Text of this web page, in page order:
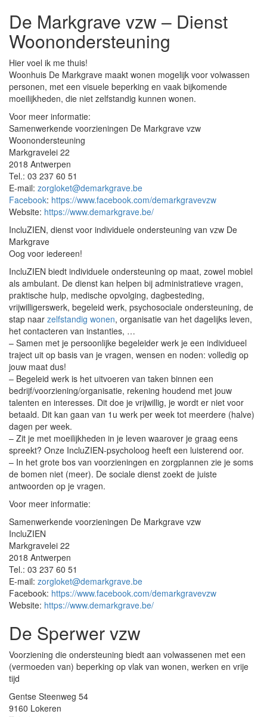
De Markgrave vzw – Dienst
Woonondersteuning
Hier voel ik me thuis!
Woonhuis De Markgrave maakt wonen mogelijk voor volwassen
personen, met een visuele beperking en vaak bijkomende
moeilijkheden, die niet zelfstandig kunnen wonen.
Voor meer informatie:
Samenwerkende voorzieningen De Markgrave vzw
Woonondersteuning
Markgravelei 22
2018 Antwerpen
Tel.: 03 237 60 51
E-mail: zorgloket@demarkgrave.be
Facebook: https://www.facebook.com/demarkgravevzw
Website: https://www.demarkgrave.be/
IncluZIEN, dienst voor individuele ondersteuning van vzw De
Markgrave
Oog voor iedereen!
IncluZIEN biedt individuele ondersteuning op maat, zowel mobiel
als ambulant. De dienst kan helpen bij administratieve vragen,
praktische hulp, medische opvolging, dagbesteding,
vrijwilligerswerk, begeleid werk, psychosociale ondersteuning, de
stap naar zelfstandig wonen, organisatie van het dagelijks leven,
het contacteren van instanties, …
– Samen met je persoonlijke begeleider werk je een individueel
traject uit op basis van je vragen, wensen en noden: volledig op
jouw maat dus!
– Begeleid werk is het uitvoeren van taken binnen een
bedrijf/voorziening/organisatie, rekening houdend met jouw
talenten en interesses. Dit doe je vrijwillig, je wordt er niet voor
betaald. Dit kan gaan van 1u werk per week tot meerdere (halve)
dagen per week.
– Zit je met moeilijkheden in je leven waarover je graag eens
spreekt? Onze IncluZIEN-psycholoog heeft een luisterend oor.
– In het grote bos van voorzieningen en zorgplannen zie je soms
de bomen niet (meer). De sociale dienst zoekt de juiste
antwoorden op je vragen.
Voor meer informatie:
Samenwerkende voorzieningen De Markgrave vzw
IncluZIEN
Markgravelei 22
2018 Antwerpen
Tel.: 03 237 60 51
E-mail: zorgloket@demarkgrave.be
Facebook: https://www.facebook.com/demarkgravevzw
Website: https://www.demarkgrave.be/
De Sperwer vzw
Voorziening die ondersteuning biedt aan volwassenen met een
(vermoeden van) beperking op vlak van wonen, werken en vrije
tijd
Gentse Steenweg 54
9160 Lokeren